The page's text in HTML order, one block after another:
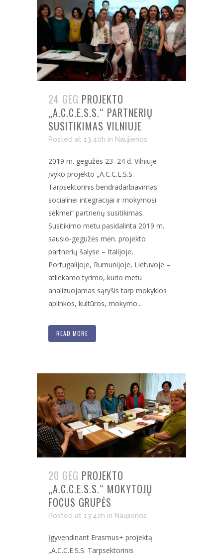
24 GEG PROJEKTO
„A.C.C.E.S.S.“ PARTNERIŲ
SUSITIKIMAS VILNIUJE
Posted at 13:40h in Naujienos
2019 m. gegužės 23–24 d. Vilniuje
įvyko projekto „A.C.C.E.S.S.
Tarpsektorinis bendradarbiavimas
socialinei integracijai ir mokymosi
sėkmei“ partnerių susitikimas.
Susitikimo metu pasidalinta 2019 m.
sausio-gegužės mėn. projekto
partnerių šalyse – Italijoje,
Portugalijoje, Rumunijoje, Lietuvoje –
atliekamo tyrimo, kurio metu
analizuojamas sąryšis tarp mokyklos
aplinkos, kultūros, mokymo...
READ MORE
20 GEG PROJEKTO
„A.C.C.E.S.S.“ MOKYTOJŲ
FOCUS GRUPĖS
Posted at 13:42h in Naujienos
Įgyvendinant Erasmus+ projektą
„A.C.C.E.S.S. Tarpsektorinis